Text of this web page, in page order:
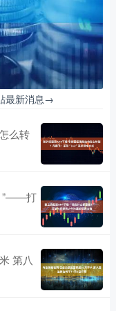
最新消息→
么转
”——打
第八